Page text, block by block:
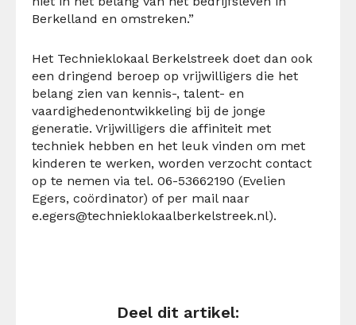
Berkelland en omstreken.”
Het Technieklokaal Berkelstreek doet dan ook
een dringend beroep op vrijwilligers die het
belang zien van kennis-, talent- en
vaardighedenontwikkeling bij de jonge
generatie. Vrijwilligers die affiniteit met
techniek hebben en het leuk vinden om met
kinderen te werken, worden verzocht contact
op te nemen via tel. 06-53662190 (Evelien
Egers, coördinator) of per mail naar
e.egers@technieklokaalberkelstreek.nl).
Deel dit artikel: